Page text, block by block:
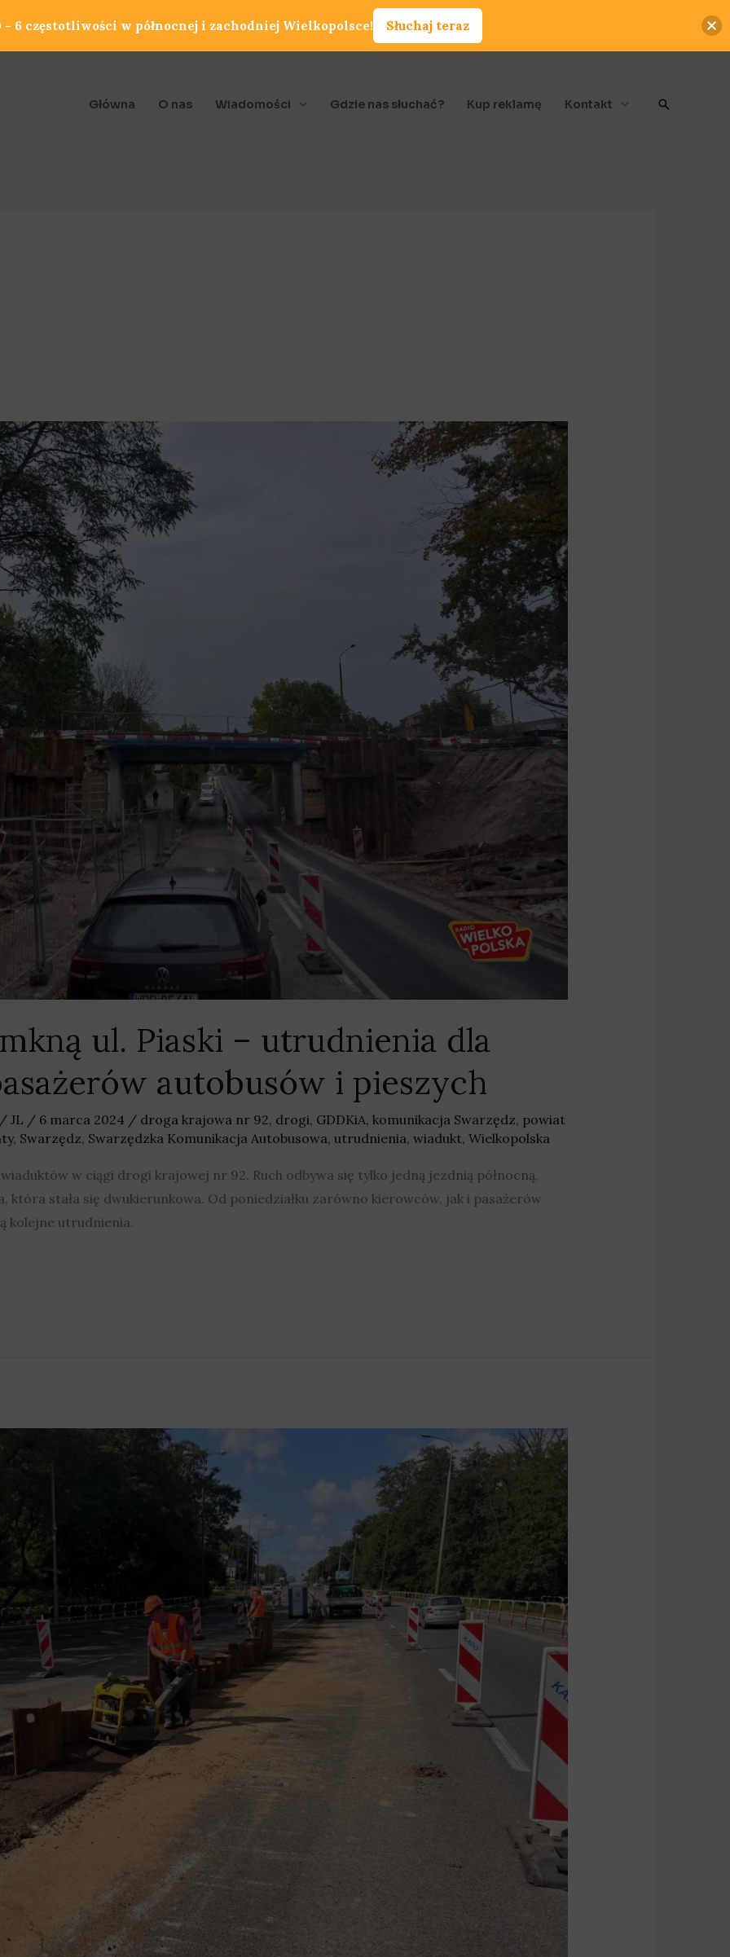
Główna O nas Wiadomości Gdzie nas słuchać? Kup reklamę Kontakt Szukaj
ul. Piaski – utrudnienia dla
autobusów i pieszych
/ JL / 6 marca 2024 / droga krajowa nr 92, drogi, GDDKiA, komunikacja Swarzędz, powiat
, Swarzędz, Swarzędzka Komunikacja Autobusowa, utrudnienia, wiadukt, Wielkopolska
w ciągi drogi krajowej nr 92. Ruch odbywa się tylko jedną jezdnią północną,
która stała się dwukierunkowa. Od poniedziałku zarówno kierowców, jak i pasażerów
kolejne utrudnienia.
6 częstotliwości w północnej i zachodniej Wielkopolsce! Słuchaj teraz